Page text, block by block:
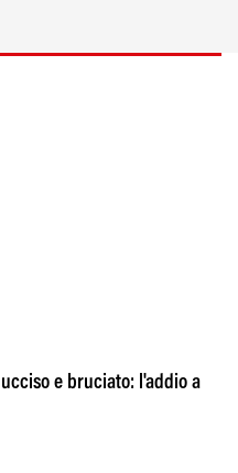
e bruciato: l'addio a